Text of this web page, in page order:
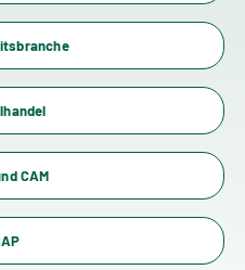
CAM